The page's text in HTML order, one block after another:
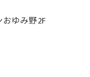
ゆみ野2F